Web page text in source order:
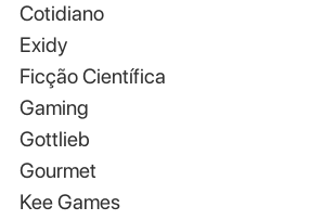
Cotidiano
Exidy
Ficção Científica
Gaming
Gottlieb
Gourmet
Kee Games